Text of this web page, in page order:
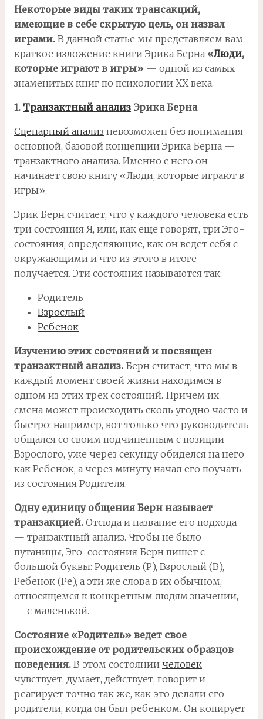
Некоторые виды таких трансакций,
имеющие в себе скрытую цель, он назвал
играми. В данной статье мы представляем вам
краткое изложение книги Эрика Берна «Люди,
которые играют в игры» — одной из самых
знаменитых книг по психологии XX века.
1. Транзактный анализ Эрика Берна
Сценарный анализ невозможен без понимания
основной, базовой концепции Эрика Берна —
транзактного анализа. Именно с него он
начинает свою книгу «Люди, которые играют в
игры».
Эрик Берн считает, что у каждого человека есть
три состояния Я, или, как еще говорят, три Эго-
состояния, определяющие, как он ведет себя с
окружающими и что из этого в итоге
получается. Эти состояния называются так:
Родитель
Взрослый
Ребенок
Изучению этих состояний и посвящен
транзактный анализ. Берн считает, что мы в
каждый момент своей жизни находимся в
одном из этих трех состояний. Причем их
смена может происходить сколь угодно часто и
быстро: например, вот только что руководитель
общался со своим подчиненным с позиции
Взрослого, уже через секунду обиделся на него
как Ребенок, а через минуту начал его поучать
из состояния Родителя.
Одну единицу общения Берн называет
транзакцией. Отсюда и название его подхода
— транзактный анализ. Чтобы не было
путаницы, Эго-состояния Берн пишет с
большой буквы: Родитель (Р), Взрослый (В),
Ребенок (Ре), а эти же слова в их обычном,
относящемся к конкретным людям значении,
— с маленькой.
Состояние «Родитель» ведет свое
происхождение от родительских образцов
поведения. В этом состоянии человек
чувствует, думает, действует, говорит и
реагирует точно так же, как это делали его
родители, когда он был ребенком. Он копирует